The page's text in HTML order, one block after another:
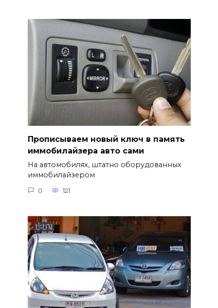
Прописываем новый ключ в память
иммобилайзера авто сами
На автомобилях, штатно оборудованных
иммобилайзером
0 121